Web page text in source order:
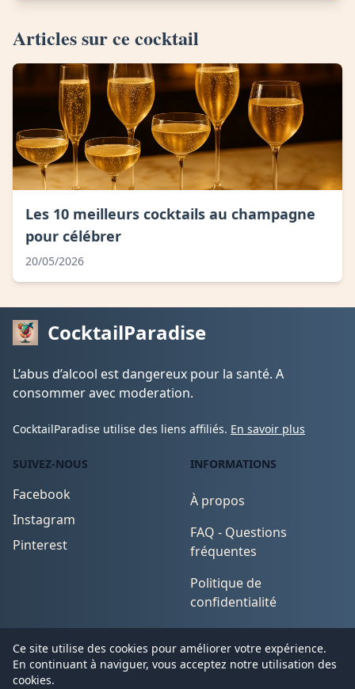
Articles sur ce cocktail
Les 10 meilleurs cocktails au champagne
pour célébrer
20/05/2026
CocktailParadise
L’abus d’alcool est dangereux pour la santé. A
consommer avec moderation.
CocktailParadise utilise des liens affiliés. En savoir plus
SUIVEZ-NOUS
Facebook
Instagram
Pinterest
INFORMATIONS
À propos
FAQ - Questions
fréquentes
Politique de
confidentialité
Conditions d'utilisation
Ce site utilise des cookies pour améliorer votre expérience.
En continuant à naviguer, vous acceptez notre utilisation des
cookies.